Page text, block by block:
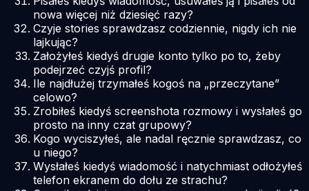
nowa więcej niż dziesięć razy?
Czyje stories sprawdzasz codziennie, nigdy ich nie
lajkując?
Założyłeś kiedyś drugie konto tylko po to, żeby
podejrzeć czyjś profil?
Ile najdłużej trzymałeś kogoś na „przeczytane”
celowo?
Zrobiłeś kiedyś screenshota rozmowy i wysłałeś go
prosto na inny czat grupowy?
Kogo wyciszyłeś, ale nadal ręcznie sprawdzasz, co
u niego?
Wysłałeś kiedyś wiadomość i natychmiast odłożyłeś
telefon ekranem do dołu ze strachu?